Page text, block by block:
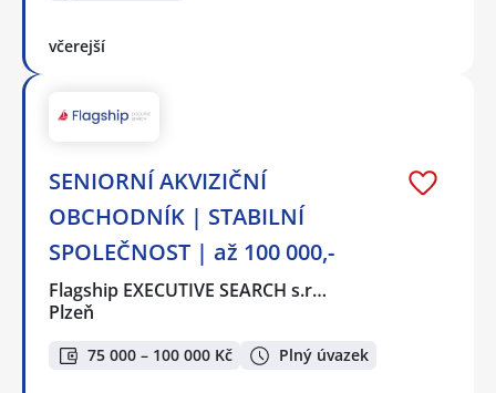
včerejší
SENIORNÍ AKVIZIČNÍ
OBCHODNÍK | STABILNÍ
SPOLEČNOST | až 100 000,-
Flagship EXECUTIVE SEARCH s.r…
Plzeň
75 000 – 100 000 Kč Plný úvazek